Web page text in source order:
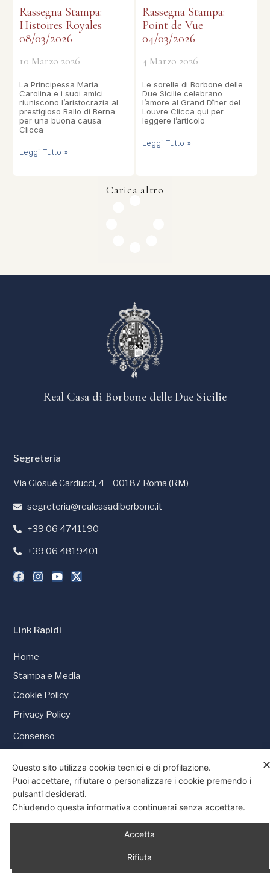
Rassegna Stampa:
Histoires Royales
08/03/2026
10 Marzo 2026
La Principessa Maria
Carolina e i suoi amici
riuniscono l’aristocrazia al
prestigioso Ballo di Berna
per una buona causa
Clicca
Leggi Tutto »
Rassegna Stampa:
Point de Vue
04/03/2026
4 Marzo 2026
Le sorelle di Borbone delle
Due Sicilie celebrano
l’amore al Grand Dîner del
Louvre Clicca qui per
leggere l’articolo
Leggi Tutto »
Carica altro
Real Casa di Borbone delle Due Sicilie
Link Rapidi
Home
Stampa e Media
Cookie Policy
Privacy Policy
Consenso
Segreteria
Via Giosuè Carducci, 4 – 00187 Roma (RM)
segreteria@realcasadiborbone.it
+39 06 4741190
+39 06 4819401
© 1997 - 2026 Tutti i diritti riservati
Questo sito utilizza cookie tecnici e di profilazione.
Puoi accettare, rifiutare o personalizzare i cookie premendo i
pulsanti desiderati.
Chiudendo questa informativa continuerai senza accettare.
Accetta
Rifiuta